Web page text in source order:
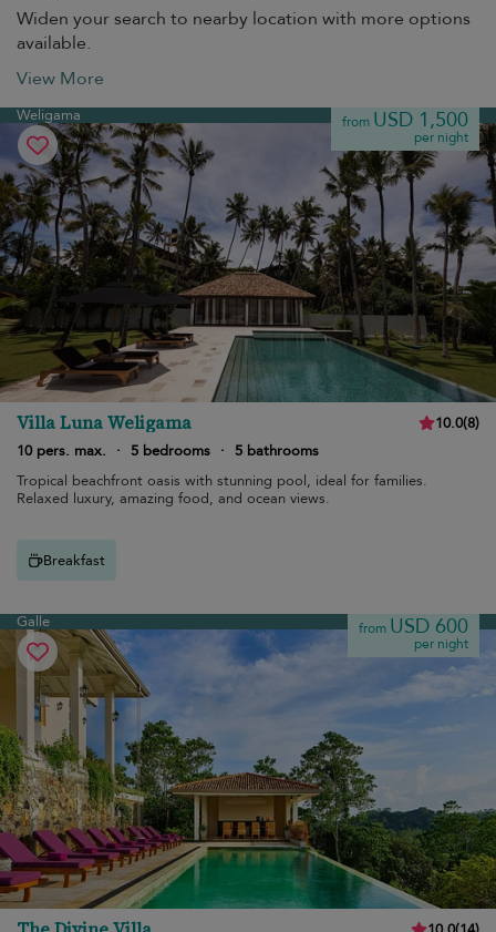
Widen your search to nearby location with more options
available.
View More
Weligama from USD 1,500
per night
Villa Luna Weligama 10.0(8)
10 pers. max.
· 5 bedrooms ·
5 bathrooms
Tropical beachfront oasis with stunning pool, ideal for families.
Relaxed luxury, amazing food, and ocean views.
Breakfast
Galle from USD 600
per night